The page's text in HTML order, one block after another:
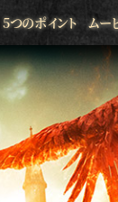
5つのポイント ムー